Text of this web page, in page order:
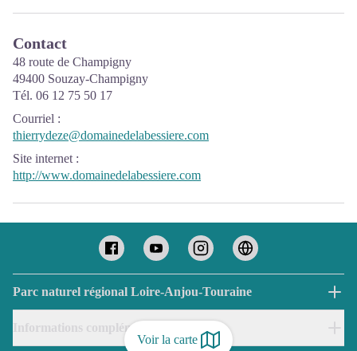
Voir la carte
Contact
48 route de Champigny
49400 Souzay-Champigny
Tél. 06 12 75 50 17
Courriel :
thierrydeze@domainedelabessiere.com
Site internet :
http://www.domainedelabessiere.com
Parc naturel régional Loire-Anjou-Touraine
Informations complémentaires